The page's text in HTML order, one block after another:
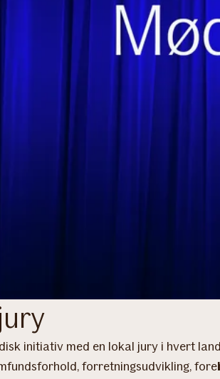
initiativ med en lokal jury i hvert
forretningsudvikling,